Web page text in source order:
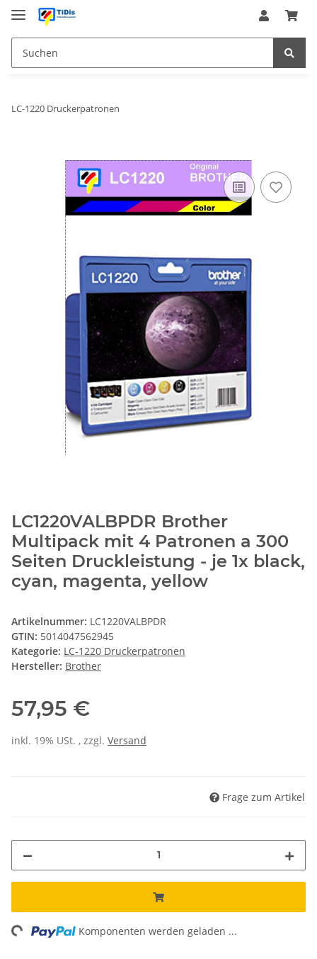
LC-1220 Druckerpatronen
LC1220VALBPDR Brother
Multipack mit 4 Patronen a 300
Seiten Druckleistung - je 1x black,
cyan, magenta, yellow
Artikelnummer: LC1220VALBPDR
GTIN: 5014047562945
Kategorie: LC-1220 Druckerpatronen
Hersteller: Brother
57,95 €
inkl. 19% USt. , zzgl. Versand
Frage zum Artikel
Komponenten werden geladen ...